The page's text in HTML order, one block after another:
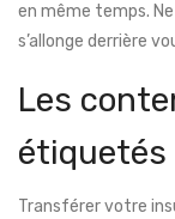
en même temps.
s’allonge derrière
Les
Transférer votre